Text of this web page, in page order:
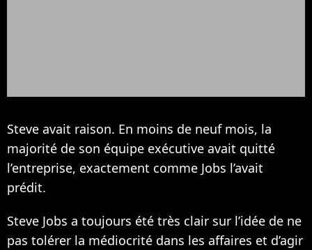
Steve avait raison. En moins de neuf mois, la
majorité de son équipe exécutive avait quitté
l’entreprise, exactement comme Jobs l’avait
prédit.
Steve Jobs a toujours été très clair sur l’idée de ne
pas tolérer la médiocrité dans les affaires et d’agir